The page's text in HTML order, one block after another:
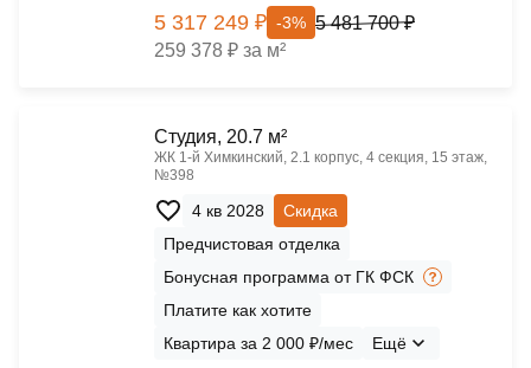
5 317 249 ₽ -3% 5 481 700 ₽
259 378 ₽ за м²
Cтудия, 20.7 м²
ЖК 1‑й Химкинский, 2.1 корпус, 4 секция, 15 этаж,
№398
4 кв 2028
Скидка
Предчистовая отделка
Бонусная программа от ГК ФСК
Платите как хотите
Квартира за 2 000 ₽/мес
Ещё